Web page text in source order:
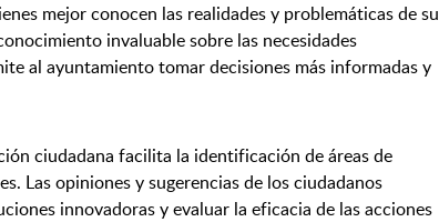
mejor conocen las realidades y problemáticas de su
invaluable sobre las necesidades
al ayuntamiento tomar decisiones más informadas y
ciudadana facilita la identificación de áreas de
Las opiniones y sugerencias de los ciudadanos
innovadoras y evaluar la eficacia de las acciones